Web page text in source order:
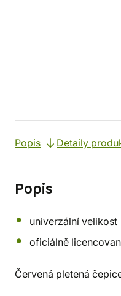
Popis Detaily
Popis
univerzální velikost
oficiálně
Červená pletená